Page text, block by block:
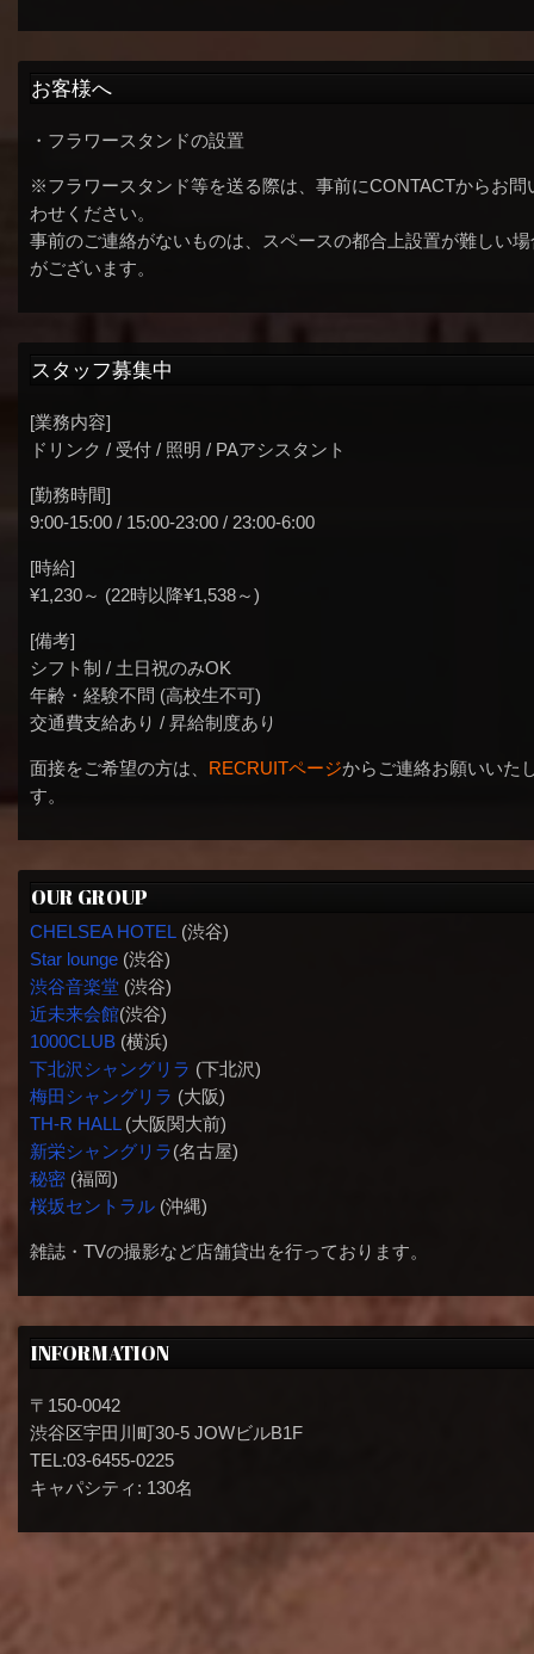
お客様へ
・フラワースタンドの設置
※フラワースタンド等を送る際は、事前にCONTACTからお問
わせください。
事前のご連絡がないものは、スペースの都合上設置が難しい場
がございます。
スタッフ募集中
[業務内容]
ドリンク / 受付 / 照明 / PAアシスタント
[勤務時間]
9:00-15:00 / 15:00-23:00 / 23:00-6:00
[時給]
¥1,230～ (22時以降¥1,538～)
[備考]
シフト制 / 土日祝のみOK
年齢・経験不問 (高校生不可)
交通費支給あり / 昇給制度あり
面接をご希望の方は、 RECRUITページからご連絡お願いいた
す。
OUR GROUP
CHELSEA HOTEL (渋谷)
Star lounge(渋谷)
渋谷音楽堂(渋谷)
近未来会館(渋谷)
1000CLUB(横浜)
下北沢シャングリラ (下北沢)
梅田シャングリラ (大阪)
TH-R HALL(大阪関大前)
新栄シャングリラ(名古屋)
秘密(福岡)
桜坂セントラル(沖縄)
雑誌・TVの撮影など店舗貸出を行っております。
INFORMATION
〒150-0042
渋谷区宇田川町30-5 JOWビルB1F
TEL:03-6455-0225
キャパシティ: 130名